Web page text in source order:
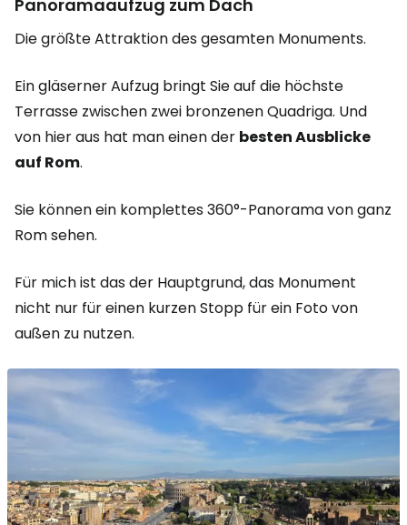
Panoramaaufzug zum Dach
Die größte Attraktion des gesamten Monuments.
Ein gläserner Aufzug bringt Sie auf die höchste
Terrasse zwischen zwei bronzenen Quadriga. Und
von hier aus hat man einen der besten Ausblicke
auf Rom.
Sie können ein komplettes 360°-Panorama von ganz
Rom sehen.
Für mich ist das der Hauptgrund, das Monument
nicht nur für einen kurzen Stopp für ein Foto von
außen zu nutzen.